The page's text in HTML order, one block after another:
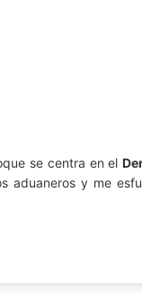
se centra en el
aduaneros y me